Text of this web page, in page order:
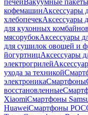
печейВакуумные
кофемашинАксессуары
хлебопечекАксессуары
для кухонных комбайнов
мясорубокАксессуары
для сушилок овощей и
йогуртницАксессуары
электрогрилей
ухода за техникой
электроникаСмартфоны
восстановленные
XiaomiСмартфоны
HuaweiСмартфоны